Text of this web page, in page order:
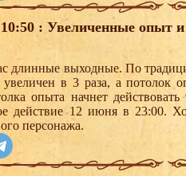
10:50 : Увеличенные опыт
длинные выходные. По
увеличен в 3 раза, а потолок
опыта начнет
действие 12 июня в 23:00.
персонажа.